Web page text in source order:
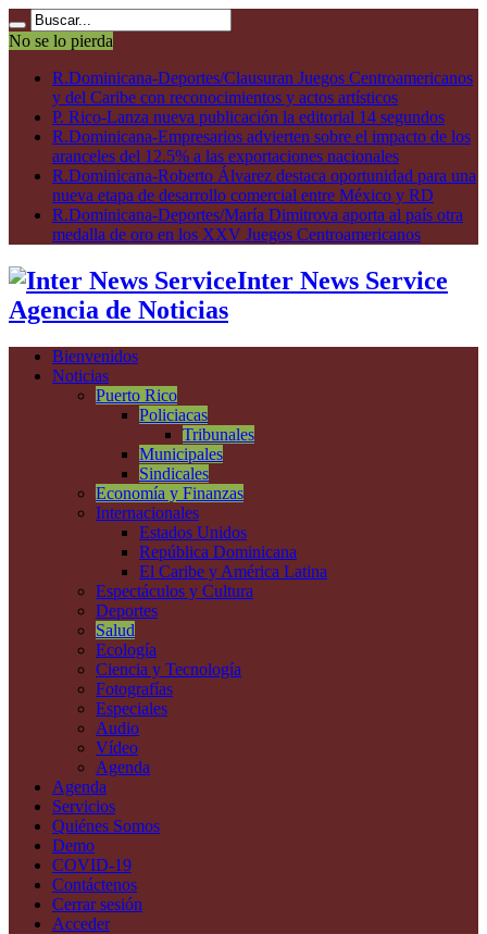
No se lo pierda
R.Dominicana-Deportes/Clausuran Juegos Centroamericanos
y del Caribe con reconocimientos y actos artísticos
P. Rico-Lanza nueva publicación la editorial 14 segundos
R.Dominicana-Empresarios advierten sobre el impacto de los
aranceles del 12.5% a las exportaciones nacionales
R.Dominicana-Roberto Álvarez destaca oportunidad para una
nueva etapa de desarrollo comercial entre México y RD
R.Dominicana-Deportes/María Dimitrova aporta al país otra
medalla de oro en los XXV Juegos Centroamericanos
Inter News Service
Agencia de Noticias
Bienvenidos
Noticias
Puerto Rico
Policiacas
Tribunales
Municipales
Sindicales
Economía y Finanzas
Internacionales
Estados Unidos
República Dominicana
El Caribe y América Latina
Espectáculos y Cultura
Deportes
Salud
Ecología
Ciencia y Tecnología
Fotografías
Especiales
Audio
Vídeo
Agenda
Agenda
Servicios
Quiénes Somos
Demo
COVID-19
Contáctenos
Cerrar sesión
Acceder